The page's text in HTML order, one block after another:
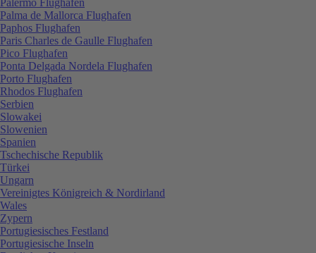
Palma de Mallorca Flughafen
Paphos Flughafen
Paris Charles de Gaulle Flughafen
Pico Flughafen
Ponta Delgada Nordela Flughafen
Porto Flughafen
Rhodos Flughafen
Serbien
Slowakei
Slowenien
Spanien
Tschechische Republik
Türkei
Ungarn
Vereinigtes Königreich & Nordirland
Wales
Zypern
Portugiesisches Festland
Portugiesische Inseln